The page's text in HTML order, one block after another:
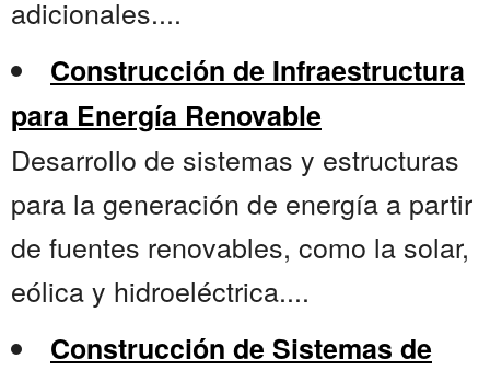
adicionales....
Construcción de Infraestructura
para Energía Renovable
Desarrollo de sistemas y estructuras
para la generación de energía a partir
de fuentes renovables, como la solar,
eólica y hidroeléctrica....
Construcción de Sistemas de